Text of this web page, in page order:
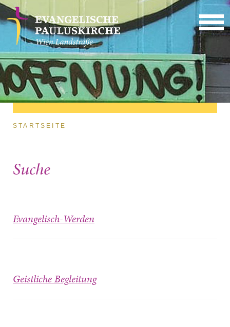
Direkt zum Inhalt
Sie sind hier
STARTSEITE
Suche
Evangelisch-Werden
Geistliche Begleitung